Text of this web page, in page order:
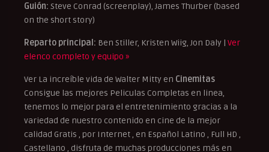
Guión: Steve Conrad (screenplay), James Thurber (based
on the short story)
Reparto principal: Ben Stiller, Kristen Wiig, Jon Daly | Ver
elenco completo y equipo »
Ver La increíble vida de Walter Mitty en Cinemitas
Consigue las mejores Peliculas Completas en linea,
tenemos lo mejor para el entretenimiento gracias a la
variedad de nuestro contenido en cine de la mejor
calidad Gratis , por Internet , en Español Latino , Full HD ,
Castellano , disfruta de muchas producciones más en